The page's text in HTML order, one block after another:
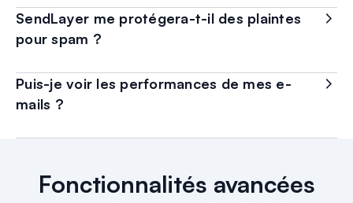
SendLayer me protégera-t-il des plaintes
pour spam ?
Puis-je voir les performances de mes e-
mails ?
Fonctionnalités avancées